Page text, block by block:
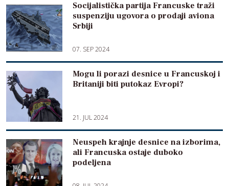
Socijalistička partija Francuske traži
suspenziju ugovora o prodaji aviona
Srbiji
07. SEP 2024
Mogu li porazi desnice u Francuskoj i
Britaniji biti putokaz Evropi?
21. JUL 2024
Neuspeh krajnje desnice na izborima,
ali Francuska ostaje duboko
podeljena